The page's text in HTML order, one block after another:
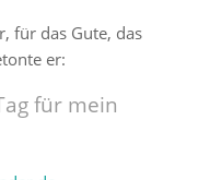
für das Gute, das
er:
für mein